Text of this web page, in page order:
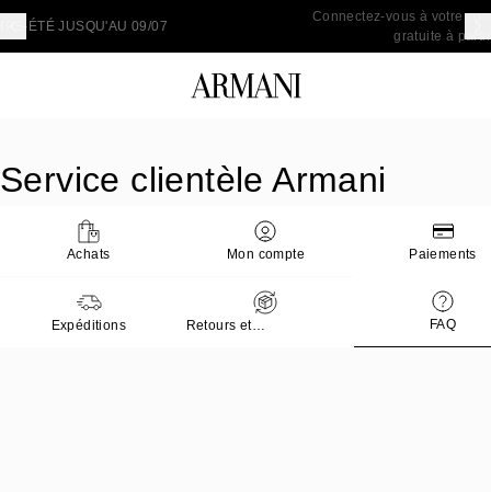
Connectez-vous à votre compte pour bénéficier de la livraison
Service clientèle Armani
Achats Mon compte Paiements
Expéditions
Retours et
FAQ